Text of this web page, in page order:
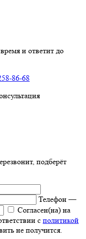
и ответит до
86-68
подберёт
Телефон—
Согласен(на) на
с политикой
не получится.